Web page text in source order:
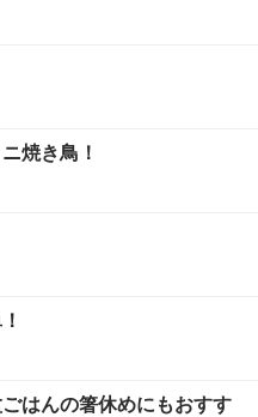
焼き鳥！
はんの箸休めにもおすす